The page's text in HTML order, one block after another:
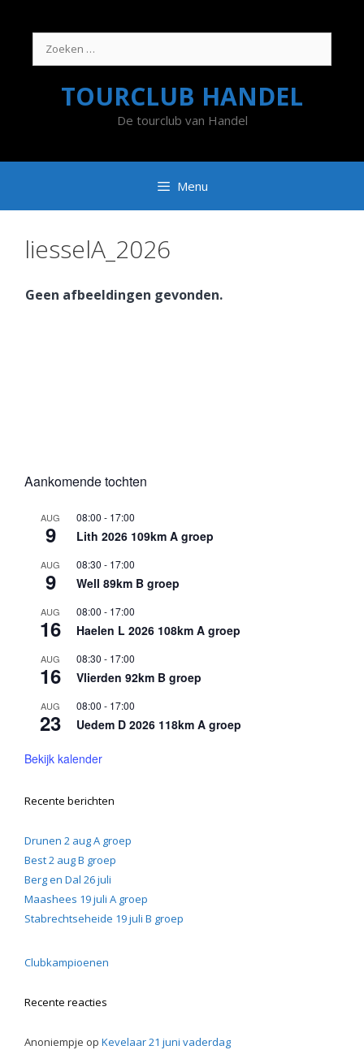
naar:
TOURCLUB HANDEL
De tourclub van Handel
Menu
liesselA_2026
Geen afbeeldingen gevonden.
Aankomende tochten
AUG
9
08:00 - 17:00
Lith 2026 109km A groep
AUG
9
08:30 - 17:00
Well 89km B groep
AUG
16
08:00 - 17:00
Haelen L 2026 108km A groep
AUG
16
08:30 - 17:00
Vlierden 92km B groep
AUG
23
08:00 - 17:00
Uedem D 2026 118km A groep
Bekijk kalender
Recente berichten
Drunen 2 aug A groep
Best 2 aug B groep
Berg en Dal 26 juli
Maashees 19 juli A groep
Stabrechtseheide 19 juli B groep
Clubkampioenen
Recente reacties
Anoniempje op Kevelaar 21 juni vaderdag